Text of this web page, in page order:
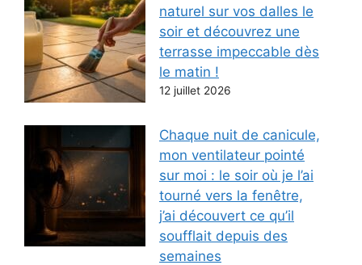
naturel sur vos dalles le
soir et découvrez une
terrasse impeccable dès
le matin !
12 juillet 2026
Chaque nuit de canicule,
mon ventilateur pointé
sur moi : le soir où je l’ai
tourné vers la fenêtre,
j’ai découvert ce qu’il
soufflait depuis des
semaines